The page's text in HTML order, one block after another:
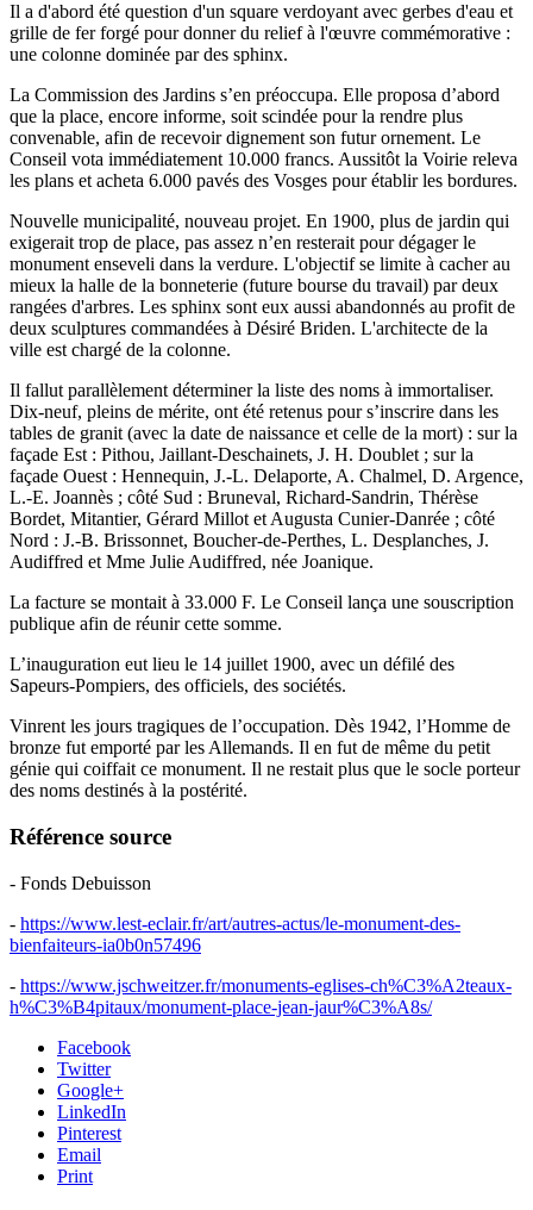
Il a d'abord été question d'un square verdoyant avec gerbes d'eau et
grille de fer forgé pour donner du relief à l'œuvre commémorative :
une colonne dominée par des sphinx.
La Commission des Jardins s’en préoccupa. Elle proposa d’abord
que la place, encore informe, soit scindée pour la rendre plus
convenable, afin de recevoir dignement son futur ornement. Le
Conseil vota immédiatement 10.000 francs. Aussitôt la Voirie releva
les plans et acheta 6.000 pavés des Vosges pour établir les bordures.
Nouvelle municipalité, nouveau projet. En 1900, plus de jardin qui
exigerait trop de place, pas assez n’en resterait pour dégager le
monument enseveli dans la verdure. L'objectif se limite à cacher au
mieux la halle de la bonneterie (future bourse du travail) par deux
rangées d'arbres. Les sphinx sont eux aussi abandonnés au profit de
deux sculptures commandées à Désiré Briden. L'architecte de la
ville est chargé de la colonne.
Il fallut parallèlement déterminer la liste des noms à immortaliser.
Dix-neuf, pleins de mérite, ont été retenus pour s’inscrire dans les
tables de granit (avec la date de naissance et celle de la mort) : sur la
façade Est : Pithou, Jaillant-Deschainets, J. H. Doublet ; sur la
façade Ouest : Hennequin, J.-L. Delaporte, A. Chalmel, D. Argence,
L.-E. Joannès ; côté Sud : Bruneval, Richard-Sandrin, Thérèse
Bordet, Mitantier, Gérard Millot et Augusta Cunier-Danrée ; côté
Nord : J.-B. Brissonnet, Boucher-de-Perthes, L. Desplanches, J.
Audiffred et Mme Julie Audiffred, née Joanique.
La facture se montait à 33.000 F. Le Conseil lança une souscription
publique afin de réunir cette somme.
L’inauguration eut lieu le 14 juillet 1900, avec un défilé des
Sapeurs-Pompiers, des officiels, des sociétés.
Vinrent les jours tragiques de l’occupation. Dès 1942, l’Homme de
bronze fut emporté par les Allemands. Il en fut de même du petit
génie qui coiffait ce monument. Il ne restait plus que le socle porteur
des noms destinés à la postérité.
Référence source
- Fonds Debuisson
- https://www.lest-eclair.fr/art/autres-actus/le-monument-des-
bienfaiteurs-ia0b0n57496
- https://www.jschweitzer.fr/monuments-eglises-ch%C3%A2teaux-
h%C3%B4pitaux/monument-place-jean-jaur%C3%A8s/
Facebook
Twitter
Google+
LinkedIn
Pinterest
Email
Print